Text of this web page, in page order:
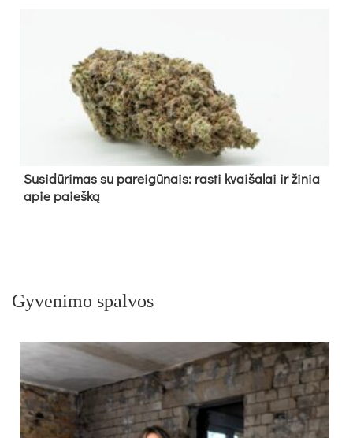
Su­si­dū­ri­mas su pa­rei­gū­nais: ras­ti kvai­ša­lai ir ži­nia
apie paieš­ką
Gyvenimo spalvos